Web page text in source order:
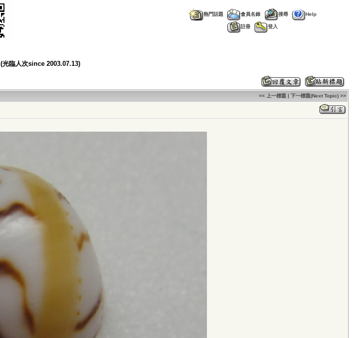
熱門話題 會員名錄 搜尋 Help
註冊 登入
(光臨人次since 2003.07.13)
<< 上一標題 | 下一標題(Next Topic) >>